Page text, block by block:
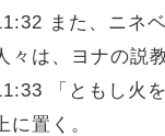
また、ニネ
々は、ヨナの説
「ともし火
上に置く。